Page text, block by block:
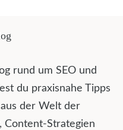
rund um SEO und
du praxisnahe Tipps
der Welt der
Content-Strategien